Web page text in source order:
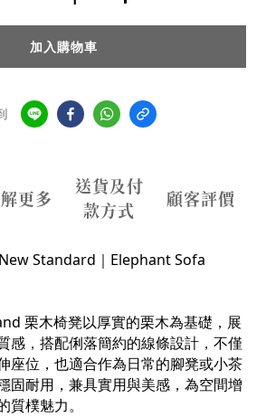
加入購物車
更多
送貨及付
款方式
顧客評價
Standard ｜ Elephant Sofa
栗木椅凳以厚實的栗木為基礎，展
感，搭配俐落簡約的線條設計，不僅
座位，也適合作為日常的腳凳或小茶
固耐用，兼具實用與美感，為空間增
樸魅力。